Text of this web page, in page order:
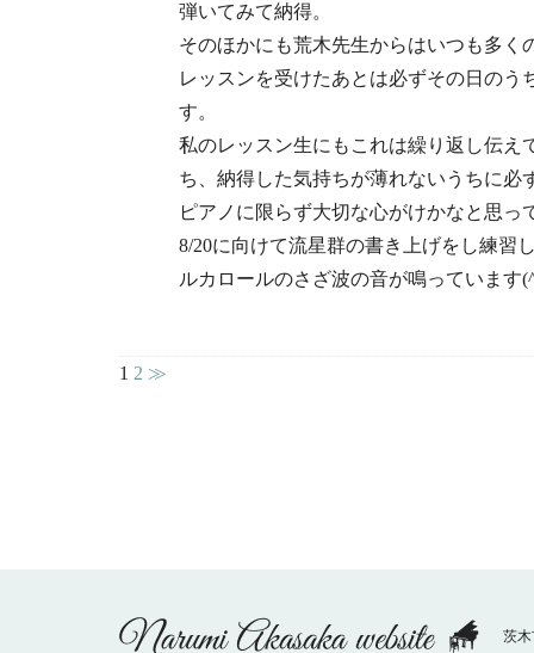
弾いてみて納得。
そのほかにも荒木先生からはいつも多く
レッスンを受けたあとは必ずその日の
す。
私のレッスン生にもこれは繰り返し伝え
ち、納得した気持ちが薄れないうちに必
ピアノに限らず大切な心がけかなと思っ
8/20に向けて流星群の書き上げをし練習
ルカロールのさざ波の音が鳴っています
1 2 ≫
茨